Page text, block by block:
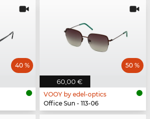
40 %
60,00 €
50 %
VOOY by edel-optics
Office Sun - 113-06